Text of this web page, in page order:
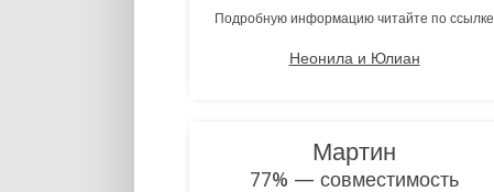
Подробную информацию читайте по ссылке
Неонила и Юлиан
Мартин
77% — совместимость